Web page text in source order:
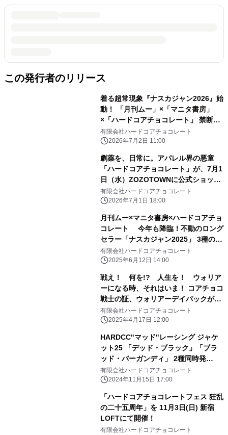
この発行者のリリース
着る超常現象『ナスカジャン2026』始
動！ 「月刊ムー」×「マニタ書房」
×「ハードコアチョコレート」 禁断の
トリプルコラボ全3種が、7月3日(金)
より受注期間限定の特別価格で受付開
有限会社ハードコアチョコレート
2026年7月2日 11:00
劇薬を、日常に。アパレル界の悪童
「ハードコアチョコレート」が、7月1
日（水）ZOZOTOWNに公式ショップ
をオープン！異端児が放つ、新時代の
ファッションステートメント。
有限会社ハードコアチョコレート
2026年7月1日 18:00
月刊ムー×マニタ書房×ハードコアチョ
コレート 今年も降臨！不動のロング
セラー「ナスカジャン2025」 3種の受
注予約受付中！
有限会社ハードコアチョコレート
2025年6月12日 14:00
戦え！ 何を!? 人生を！ ウォリア
ーになる時、それはいま！ コアチョコ
戦士の証、ウォリアーデイパックが6
年ぶりに大登場！ HARDCCウォリア
ーデイパック25が特別価格にて受注予
有限会社ハードコアチョコレート
2025年4月17日 12:00
HARDCC"マッド"レーシング ジャケ
ット25 「デッド・ブラック」「ブラ
ッド・バーガンディ」 2種同時発
売！ 特別価格にて受注予約受付中！
有限会社ハードコアチョコレート
2024年11月15日 17:00
「ハードコアチョコレートフェス 狂乱
の二十五周年」を 11月3日(日) 新宿
LOFTにて開催！
有限会社ハードコアチョコレート